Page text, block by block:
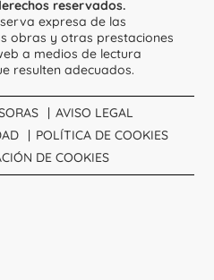
reservados.
expresa de las
obras y otras prestaciones
a medios de lectura
resulten adecuados.
AVISO LEGAL
POLÍTICA DE COOKIES
DE COOKIES